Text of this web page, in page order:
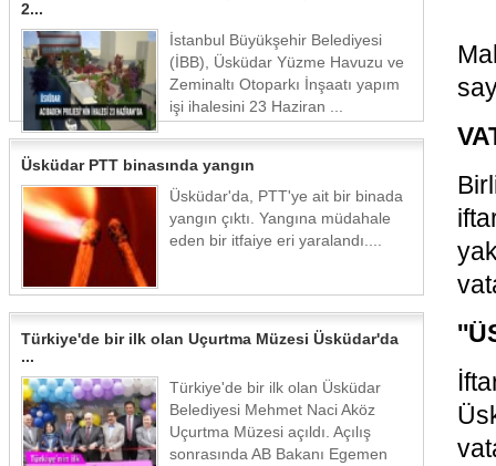
2...
İstanbul Büyükşehir Belediyesi
(İBB), Üsküdar Yüzme Havuzu ve
Zeminaltı Otoparkı İnşaatı yapım
işi ihalesini 23 Haziran ...
Üsküdar PTT binasında yangın
Üsküdar'da, PTT'ye ait bir binada
yangın çıktı. Yangına müdahale
eden bir itfaiye eri yaralandı....
Türkiye'de bir ilk olan Uçurtma Müzesi Üsküdar'da
...
Türkiye'de bir ilk olan Üsküdar
Belediyesi Mehmet Naci Aköz
Uçurtma Müzesi açıldı. Açılış
sonrasında AB Bakanı Egemen